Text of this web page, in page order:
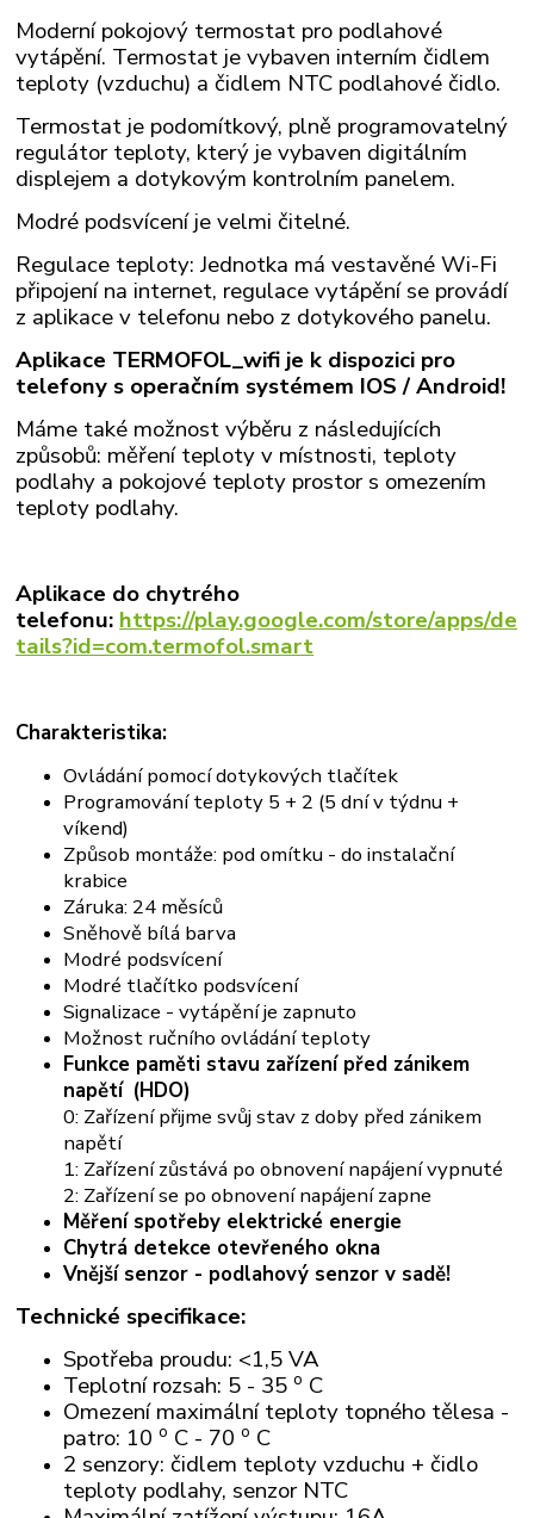
Moderní pokojový termostat pro podlahové
vytápění. Termostat je vybaven interním čidlem
teploty (vzduchu) a čidlem NTC podlahové čidlo.
Termostat je podomítkový, plně programovatelný
regulátor teploty, který je vybaven digitálním
displejem a dotykovým kontrolním panelem.
Modré podsvícení je velmi čitelné.
Regulace teploty: Jednotka má vestavěné Wi-Fi
připojení na internet, regulace vytápění se provádí
z aplikace v telefonu nebo z dotykového panelu.
Aplikace TERMOFOL_wifi je k dispozici pro
telefony s operačním systémem IOS/ Android!
Máme také možnost výběru z následujících
způsobů: měření teploty v místnosti, teploty
podlahy a pokojové teploty prostor s omezením
teploty podlahy.
Aplikace do chytrého
telefonu: https://play.google.com/store/apps/de
tails?id=com.termofol.smart
Charakteristika:
Ovládání pomocí dotykových tlačítek
Programování teploty 5 + 2 (5 dní v týdnu +
víkend)
Způsob montáže: pod omítku - do instalační
krabice
Záruka: 24 měsíců
Sněhově bílá barva
Modré podsvícení
Modré tlačítko podsvícení
Signalizace - vytápění je zapnuto
Možnost ručního ovládání teploty
Funkce paměti stavu zařízení před zánikem
napětí (HDO)
0: Zařízení přijme svůj stav z doby před zánikem
napětí
1: Zařízení zůstává po obnovení napájení vypnuté
2: Zařízení se po obnovení napájení zapne
Měření spotřeby elektrické energie
Chytrá detekce otevřeného okna
Vnější senzor - podlahový senzor v sadě!
Technické specifikace:
Spotřeba proudu: <1,5 VA
Teplotní rozsah: 5 - 35o C
Omezení maximální teploty topného tělesa -
patro: 10o C - 70o C
2 senzory: čidlem teploty vzduchu + čidlo
teploty podlahy, senzor NTC